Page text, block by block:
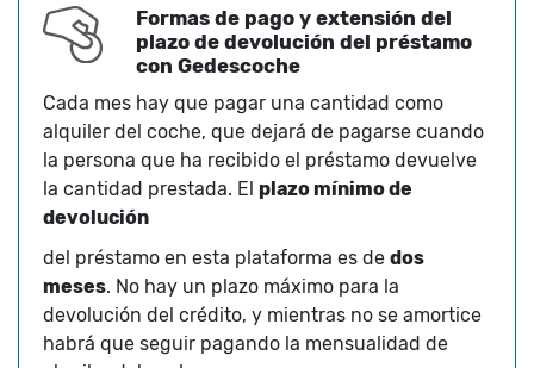
Formas de pago y extensión del
plazo de devolución del préstamo
con Gedescoche
Cada mes hay que pagar una cantidad como
alquiler del coche, que dejará de pagarse cuando
la persona que ha recibido el préstamo devuelve
la cantidad prestada. El plazo mínimo de
devolución
del préstamo en esta plataforma es de dos
meses. No hay un plazo máximo para la
devolución del crédito, y mientras no se amortice
habrá que seguir pagando la mensualidad de